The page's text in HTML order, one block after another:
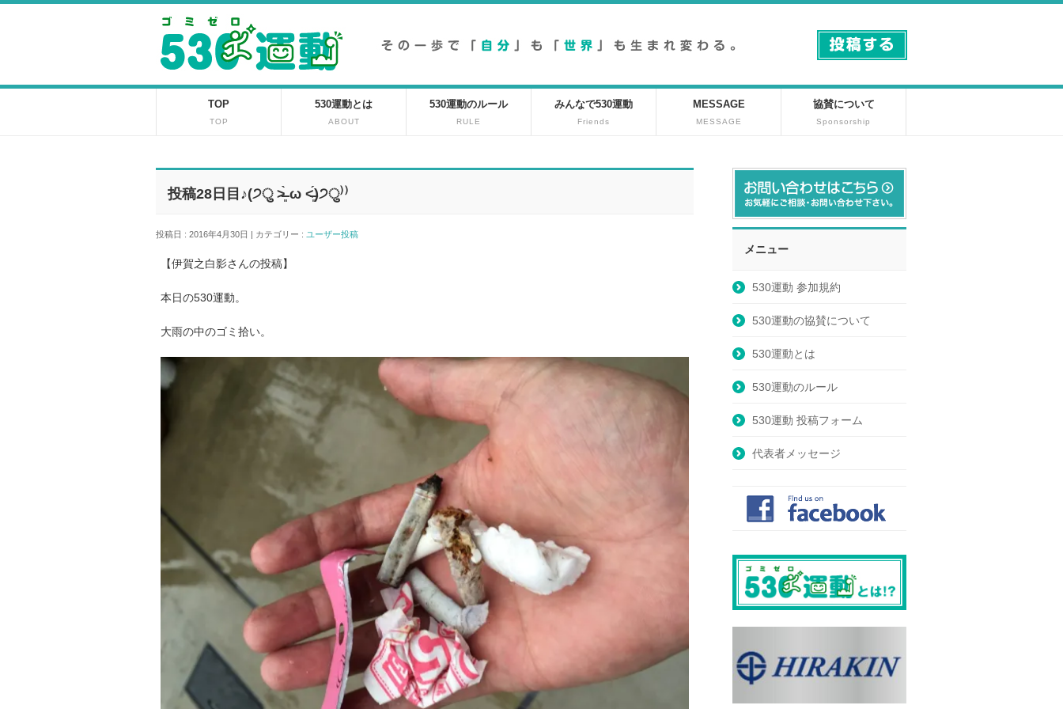
TOP
TOP
530運動とは
ABOUT
530運動のルール
RULE
みんなで530運動
Friends
MESSAGE
MESSAGE
協賛について
Sponsorship
投稿28日目♪(੭ु ˃̶͈̀ ω ˂̶͈́)੭ु⁾⁾
投稿日 : 2016年4月30日 | カテゴリー : ユーザー投稿
【伊賀之白影さんの投稿】
本日の530運動。
大雨の中のゴミ拾い。
メニュー
530運動 参加規約
530運動の協賛について
530運動とは
530運動のルール
530運動 投稿フォーム
代表者メッセージ